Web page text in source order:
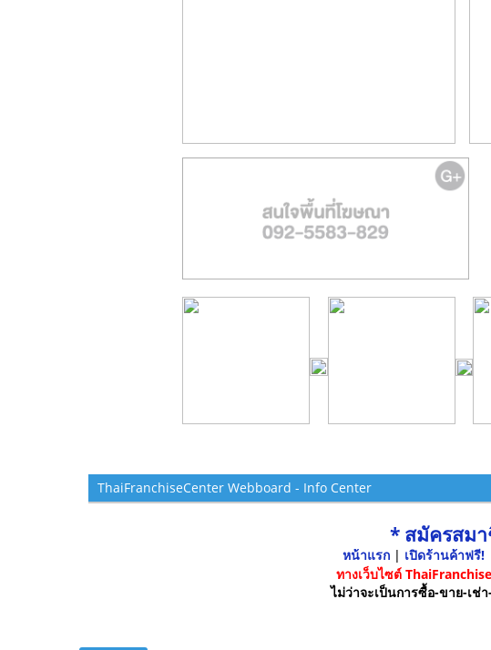
ThaiFranchiseCenter Webboard - Info Center
* สมัครสมา
หน้าแรก| เปิดร้านค้าฟรี!
ทางเว็บไซต์
ไม่ว่าจะเป็นการซื้อ-ขาย-เ